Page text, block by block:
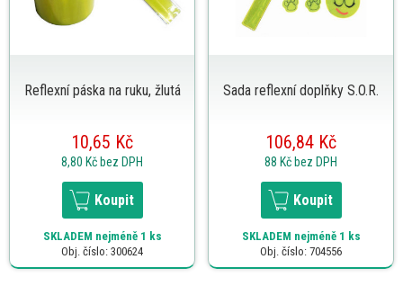
Reflexní páska na ruku, žlutá
10,65 Kč
8,80 Kč bez DPH
Koupit
SKLADEM nejméně 1 ks
Obj. číslo: 300624
Sada reflexní doplňky S.O.R.
106,84 Kč
88 Kč bez DPH
Koupit
SKLADEM nejméně 1 ks
Obj. číslo: 704556